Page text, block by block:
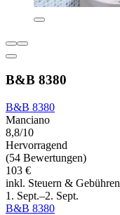
B&B 8380
B&B 8380
Manciano
8,8/10
Hervorragend
(54 Bewertungen)
103 €
inkl. Steuern & Gebühren
1. Sept.–2. Sept.
B&B 8380